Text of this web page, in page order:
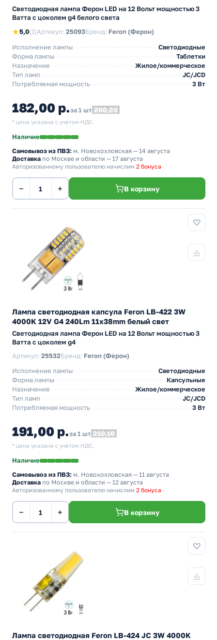
Светодиодная лампа Ферон LED на 12 Вольт мощностью 3
Ватта с цоколем g4 белого света
★5,0(1)Артикул: 25093Бренд: Feron (Ферон)
Исполнение лампы
Светодиодные
Форма лампы
Таблетки
Назначение
Жилое/коммерческое
Тип ламп
JC/JCD
Потребляемая мощность
3 Вт
182,00 р.за 1 шт 200,20
* цена указана с учетом НДС.
Наличие
Самовывоз из ПВЗ: м. Новохохловская — 14 августа
Доставка по Москве и области — 17 августа
Авторизованному пользователю начислим 2 бонуса
− + В корзину
Лампа светодиодная капсула Feron LB-422 3W
4000K 12V G4 240Lm 11x38mm белый свет
Светодиодная лампа Ферон LED на 12 Вольт мощностью 3
Ватта с цоколем g4
Артикул: 25532Бренд: Feron (Ферон)
Исполнение лампы
Светодиодные
Форма лампы
Капсульные
Назначение
Жилое/коммерческое
Тип ламп
JC/JCD
Потребляемая мощность
3 Вт
191,00 р.за 1 шт 210,10
* цена указана с учетом НДС.
Наличие
Самовывоз из ПВЗ: м. Новохохловская — 11 августа
Доставка по Москве и области — 12 августа
Авторизованному пользователю начислим 2 бонуса
− + В корзину
Лампа светодиодная Feron LB-424 JC 3W 4000K